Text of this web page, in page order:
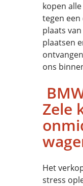
kopen
tegen
plaats
plaatsen
ons
Zele
Het
stress